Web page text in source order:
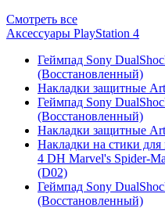
Смотреть все
Аксессуары PlayStation 4
Геймпад Sony
(Восстановленный)
Накладки защитные
Геймпад Sony
(Восстановленный)
Накладки защитные
Накладки на стики для
4 DH Marvel's Spider-
(D02)
Геймпад Sony
(Восстановленный)